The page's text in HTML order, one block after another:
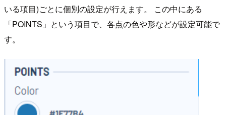
いる項目)ごとに個別の設定が行えます。 この中にある
「POINTS」という項目で、各点の色や形などが設定可能で
す。